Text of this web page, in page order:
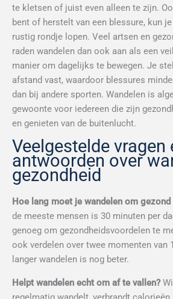
te kletsen of juist even alleen te zijn.
bent of herstelt van een blessure, kun
rustig rondje lopen. Veel artsen en
raden wandelen dan ook aan als een
manier om dagelijks te bewegen. Je
afstand vast, waardoor blessures
dan bij andere sporten. Wandelen is
gewoonte voor iedereen die zijn
en genieten van de buitenlucht.
Veelgestelde vragen
antwoorden over
gezondheid
Hoe lang moet je wandelen om
de meeste mensen is 30 minuten per
genoeg om gezondheidsvoordelen te
ook verdelen over twee momenten van
langer wandelen is nog beter.
Helpt wandelen echt om af te vallen?